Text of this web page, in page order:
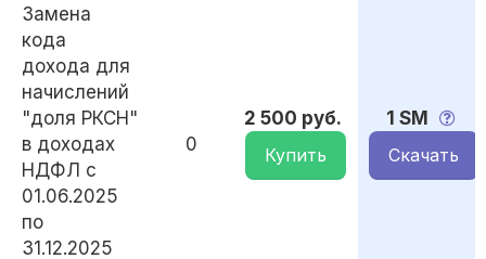
Замена
кода
дохода для
начислений
"доля РКСН"
в доходах
НДФЛ с
01.06.2025
по
31.12.2025
0
2 500 руб.
Купить
1 SM
Скачать